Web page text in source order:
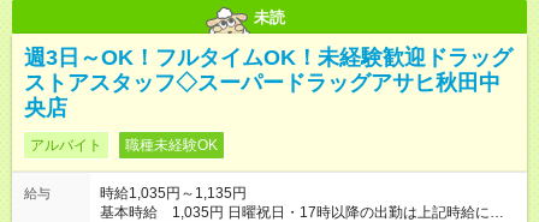
未読
週3日～OK！フルタイムOK！未経験歓迎ドラッグ
ストアスタッフ◇スーパードラッグアサヒ秋田中
央店
アルバイト 職種未経験OK
給与
時給1,035円～1,135円
基本時給 1,035円 日曜祝日・17時以降の出勤は上記時給にプ